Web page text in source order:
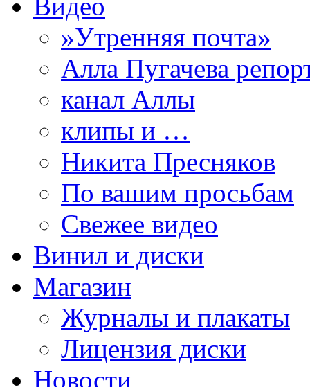
»Утренняя почта»
Алла Пугачева
канал Аллы
клипы и …
Никита Пресняков
По вашим просьбам
Свежее видео
Винил и диски
Магазин
Журналы и плакаты
Лицензия диски
Новости